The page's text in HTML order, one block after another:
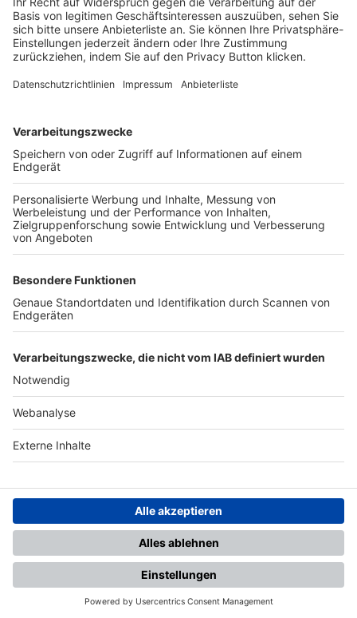
Login SpielPlus
FOLGE DEM BFV
TOP-VEREINE
TOP-PARTNER
Nutzungsbedingungen Datenschutz Impressum